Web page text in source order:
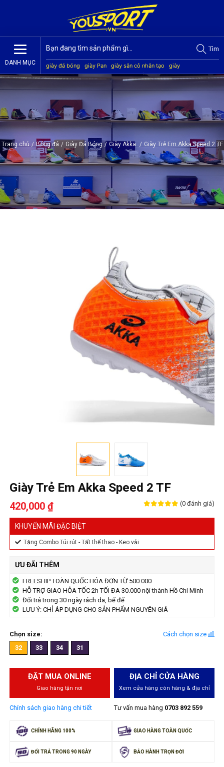
DANH MỤC
Tìm
giày đá bóng giày Pan giày sân cỏ nhân tạo
giày
Jogarbola
giày Mitre giày Akka quần áo bóng đá
giày
Trang chủ / Bóng đá / Giày Đá Bóng / Giày Akka / Giày Trẻ Em Akka Speed 2 TF
Giày Trẻ Em Akka Speed 2 TF
420,000 ₫ (0 đánh giá)
KHUYẾN MÃI ĐẶC BIỆT
Tặng Combo Túi rút - Tất thể thao - Keo vải
ƯU ĐÃI THÊM
FREESHIP TOÀN QUỐC HÓA ĐƠN TỪ 500.000
HỖ TRỢ GIAO HỎA TỐC 2h TỐI ĐA 30.000 nội thành Hồ Chí Minh
Đổi trả trong 30 ngày rách da, bể đế
LƯU Ý: CHỈ ÁP DỤNG CHO SẢN PHẨM NGUYÊN GIÁ
Chọn size:
Cách chọn size
32
33 34 31
ĐẶT MUA ONLINE
Giao hàng tận nơi
Chính sách giao hàng chi tiết
ĐỊA CHỈ CỬA HÀNG
Xem cửa hàng còn hàng & địa chỉ
Tư vấn mua hàng 0703 892 559
CHÍNH HÃNG 100% GIAO HÀNG TOÀN QUỐC
ĐỔI TRẢ TRONG 90 NGÀY BẢO HÀNH TRỌN ĐỜI